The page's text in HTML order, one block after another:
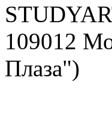
109012
Плаза")